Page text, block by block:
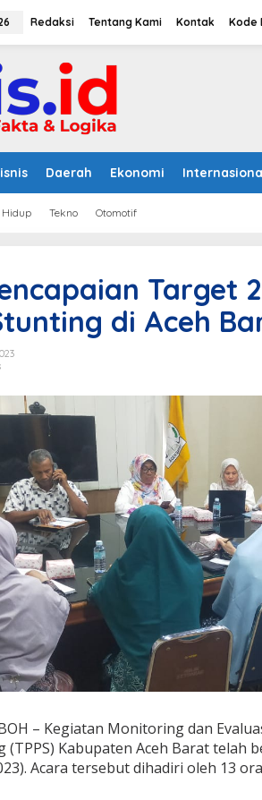
Redaksi Tentang Kami Kontak Kode
Daerah Ekonomi
Hidup Tekno Otomotif
Target
di Aceh
– Kegiatan Monitoring dan
(TPPS) Kabupaten Aceh Barat telah
Acara tersebut dihadiri oleh 13